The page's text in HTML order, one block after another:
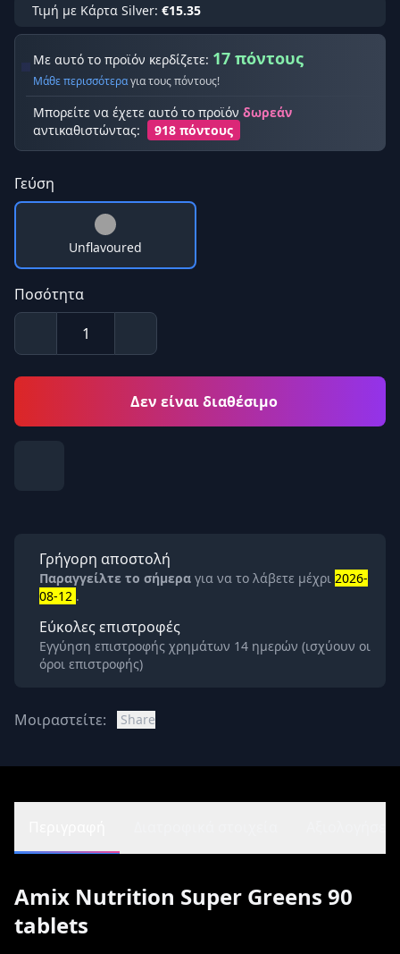
Τιμή με Κάρτα Silver: €15.35
Με αυτό το προϊόν κερδίζετε: 17 πόντους
Μάθε περισσότεραγια τους πόντους!
Μπορείτε να έχετε αυτό το προϊόν δωρεάν
αντικαθιστώντας:
918 πόντους
Γεύση
Unflavoured
Ποσότητα
Δεν είναι διαθέσιμο
Γρήγορη αποστολή
Παραγγείλτε το σήμερα για να το λάβετε μέχρι 2026-
08-12 .
Εύκολες επιστροφές
Εγγύηση επιστροφής χρημάτων 14 ημερών (ισχύουν οι
όροι επιστροφής)
Μοιραστείτε: Share
Amix Nutrition Super Greens 90
tablets